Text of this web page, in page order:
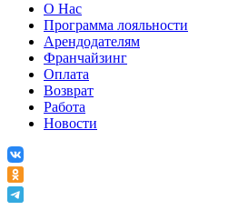
О Нас
Программа лояльности
Арендодателям
Франчайзинг
Оплата
Возврат
Работа
Новости